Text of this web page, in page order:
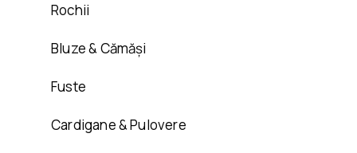
Rochii
Bluze & Cămăși
Fuste
Cardigane & Pulovere